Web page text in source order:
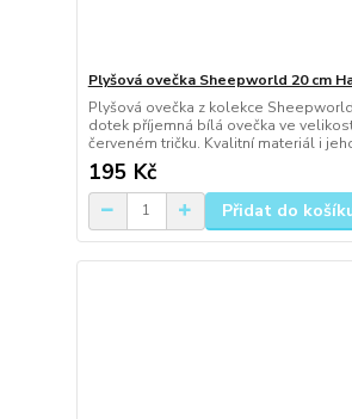
Plyšová ovečka Sheepworld 20 cm
Plyšová ovečka z kolekce
dotek příjemná bílá ovečka ve
červeném tričku. Kvalitní materiál i
195 Kč
Přidat do